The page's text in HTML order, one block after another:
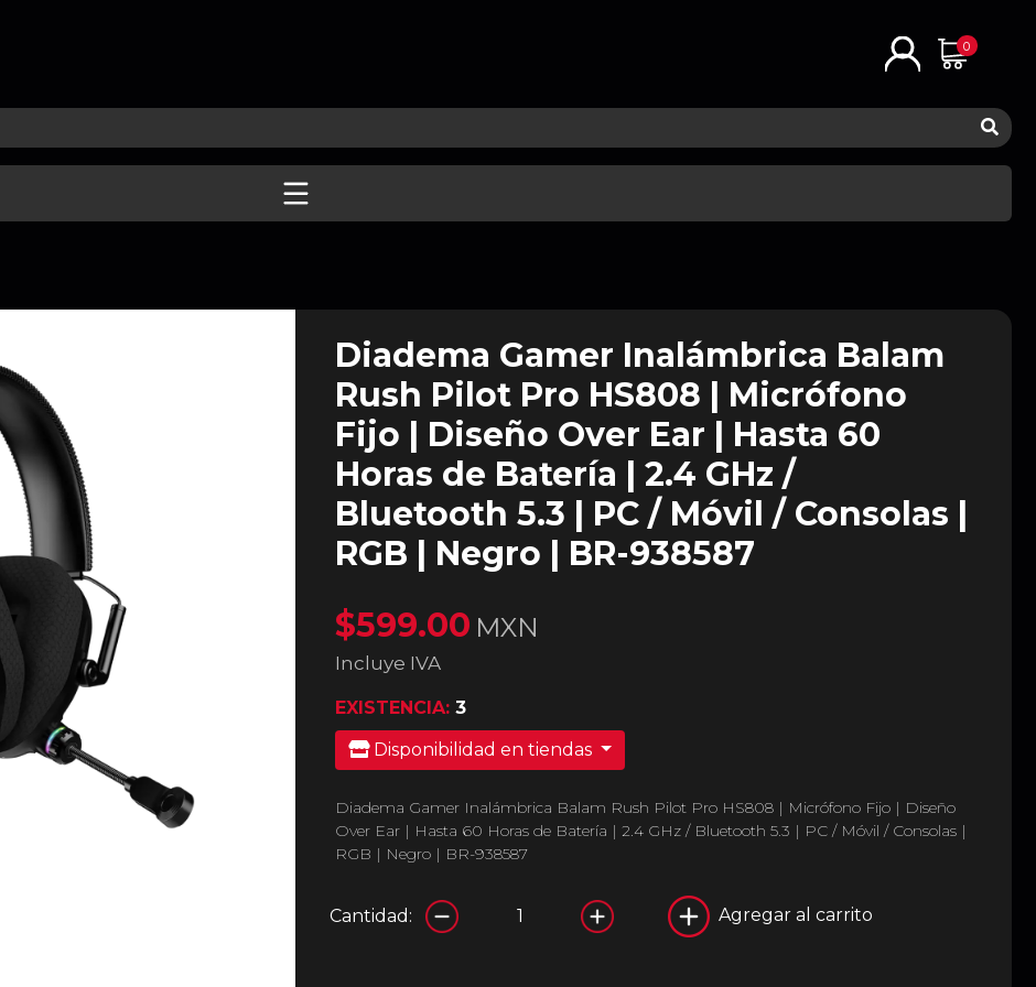
0
Diadema Gamer Inalámbrica Balam
Rush Pilot Pro HS808 | Micrófono
Fijo | Diseño Over Ear | Hasta 60
Horas de Batería | 2.4 GHz /
Bluetooth 5.3 | PC / Móvil / Consolas |
RGB | Negro | BR-938587
$599.00 MXN
Incluye IVA
EXISTENCIA: 3
Disponibilidad en tiendas
Diadema Gamer Inalámbrica Balam Rush Pilot Pro HS808 | Micrófono Fijo | Diseño
Over Ear | Hasta 60 Horas de Batería | 2.4 GHz / Bluetooth 5.3 | PC / Móvil / Consolas |
RGB | Negro | BR-938587
Cantidad: Agregar al carrito